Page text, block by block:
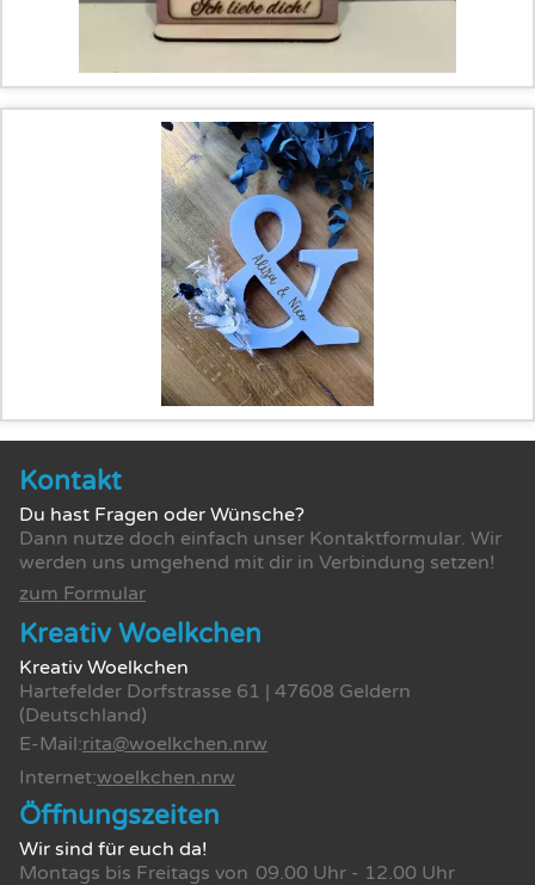
Kontakt
Du hast Fragen oder Wünsche?
Dann nutze doch einfach unser Kontaktformular. Wir
werden uns umgehend mit dir in Verbindung setzen!
zum Formular
Kreativ Woelkchen
Kreativ Woelkchen
Hartefelder Dorfstrasse 61 | 47608 Geldern
(Deutschland)
E-Mail:rita@woelkchen.nrw
Internet:woelkchen.nrw
Öffnungszeiten
Wir sind für euch da!
Montags bis Freitags von 09.00 Uhr - 12.00 Uhr